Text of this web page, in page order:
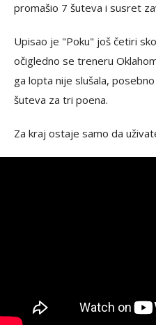
promašio 7 šuteva i susret
Upisao je "Poku" još četiri
očigledno se treneru
ga lopta nije slušala,
šuteva za tri poena.
Za kraj ostaje samo da